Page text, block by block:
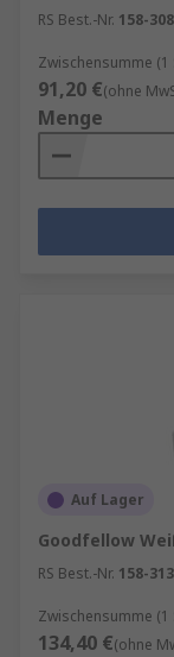
RS Best.-Nr. 158-
Zwischensumme (1
91,20 €(ohne
Menge
Auf Lager
Goodfellow
RS Best.-Nr. 158-
Zwischensumme (1
134,40 €(ohne